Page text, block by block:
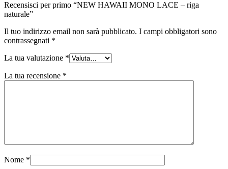
Recensisci per primo “NEW HAWAII MONO LACE – riga
naturale”
Il tuo indirizzo email non sarà pubblicato. I campi obbligatori sono
contrassegnati *
La tua valutazione *
La tua recensione *
Nome *